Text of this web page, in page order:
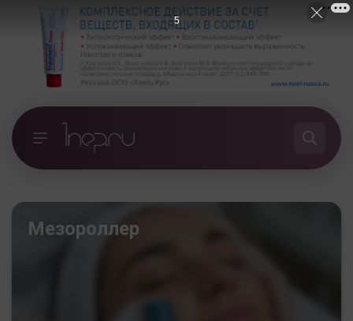
Мезороллер
4